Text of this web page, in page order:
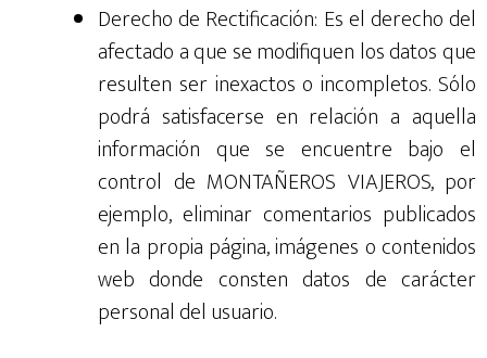
Derecho de Rectificación: Es el derecho del
afectado a que se modifiquen los datos que
resulten ser inexactos o incompletos. Sólo
podrá satisfacerse en relación a aquella
información que se encuentre bajo el
control de MONTAÑEROS VIAJEROS, por
ejemplo, eliminar comentarios publicados
en la propia página, imágenes o contenidos
web donde consten datos de carácter
personal del usuario.